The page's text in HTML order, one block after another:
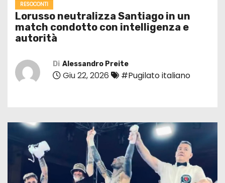
RESOCONTI
Lorusso neutralizza Santiago in un
match condotto con intelligenza e
autorità
Di Alessandro Preite
Giu 22, 2026 #Pugilato italiano